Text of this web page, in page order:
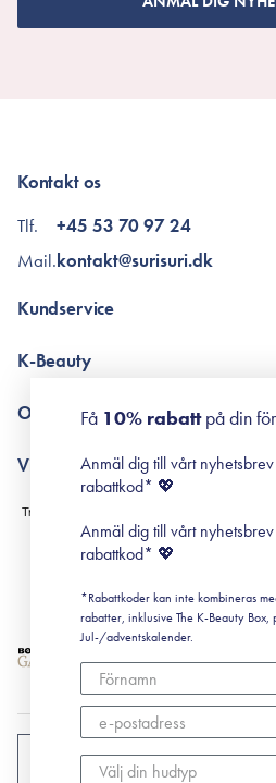
Kontakt os
Tlf.
Mail.
+45 53 70 97 24
kontakt@surisuri.dk
Kundservice
Poängshop - frågor och svar
K-Beauty
Retinol för nybörjare
Om Surisuri
Black Friday
Villkor
Leverans & Retur
Köpvillkor
Prenumerationsvillkor
Cookiepolicy
Få 10% rabattpå din
Anmäl dig till vårt
rabattkod* 💖
Anmäl dig till vårt
rabattkod* 💖
*Rabattkoder kan inte kombineras
rabatter, inklusive The K-Beauty Box,
Jul-/adventskalender.